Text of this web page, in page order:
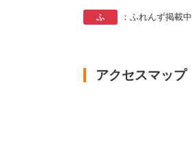
ふ ：ふれんず掲載中
アクセスマップ